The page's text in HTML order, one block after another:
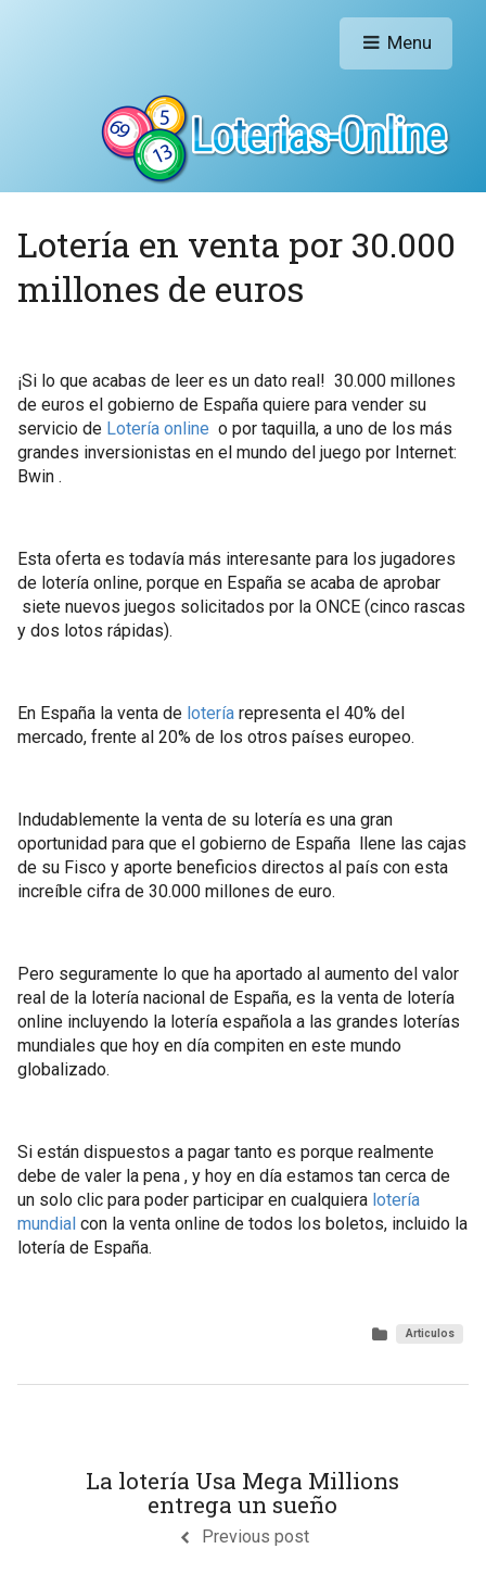
Menu
Lotería en venta por 30.000
millones de euros
¡Si lo que acabas de leer es un dato real! 30.000 millones
de euros el gobierno de España quiere para vender su
servicio de Lotería online o por taquilla, a uno de los más
grandes inversionistas en el mundo del juego por Internet:
Bwin .
Esta oferta es todavía más interesante para los jugadores
de lotería online, porque en España se acaba de aprobar
siete nuevos juegos solicitados por la ONCE (cinco rascas
y dos lotos rápidas).
En España la venta de lotería representa el 40% del
mercado, frente al 20% de los otros países europeo.
Indudablemente la venta de su lotería es una gran
oportunidad para que el gobierno de España llene las cajas
de su Fisco y aporte beneficios directos al país con esta
increíble cifra de 30.000 millones de euro.
Pero seguramente lo que ha aportado al aumento del valor
real de la lotería nacional de España, es la venta de lotería
online incluyendo la lotería española a las grandes loterías
mundiales que hoy en día compiten en este mundo
globalizado.
Si están dispuestos a pagar tanto es porque realmente
debe de valer la pena , y hoy en día estamos tan cerca de
un solo clic para poder participar en cualquiera lotería
mundial con la venta online de todos los boletos, incluido la
lotería de España.
Articulos
La lotería Usa Mega Millions
entrega un sueño
Previous post